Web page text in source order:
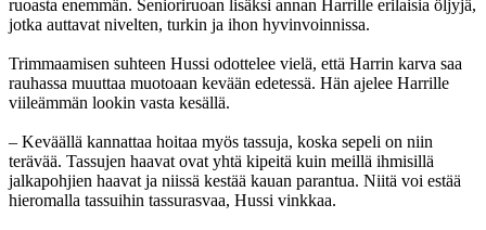
ruoasta enemmän. Senioriruoan lisäksi annan Harrille erilaisia öljyjä,
jotka auttavat nivelten, turkin ja ihon hyvinvoinnissa.
Trimmaamisen suhteen Hussi odottelee vielä, että Harrin karva saa
rauhassa muuttaa muotoaan kevään edetessä. Hän ajelee Harrille
viileämmän lookin vasta kesällä.
– Keväällä kannattaa hoitaa myös tassuja, koska sepeli on niin
terävää. Tassujen haavat ovat yhtä kipeitä kuin meillä ihmisillä
jalkapohjien haavat ja niissä kestää kauan parantua. Niitä voi estää
hieromalla tassuihin tassurasvaa, Hussi vinkkaa.